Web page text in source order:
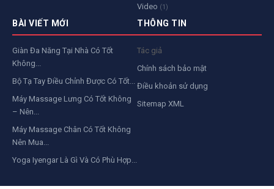
Video (1)
BÀI VIẾT MỚI
Giàn Đa Năng Tại Nhà Có Tốt
Không...
Bộ Tạ Tay Điều Chỉnh Được Có Tốt...
Máy Massage Lưng Có Tốt Không
– Nên...
Máy Massage Chân Có Tốt Không
Nên Mua...
Yoga Iyengar Là Gì Và Có Phù Hợp...
THÔNG TIN
Tác giả
Chính sách bảo mật
Điều khoản sử dụng
Sitemap XML